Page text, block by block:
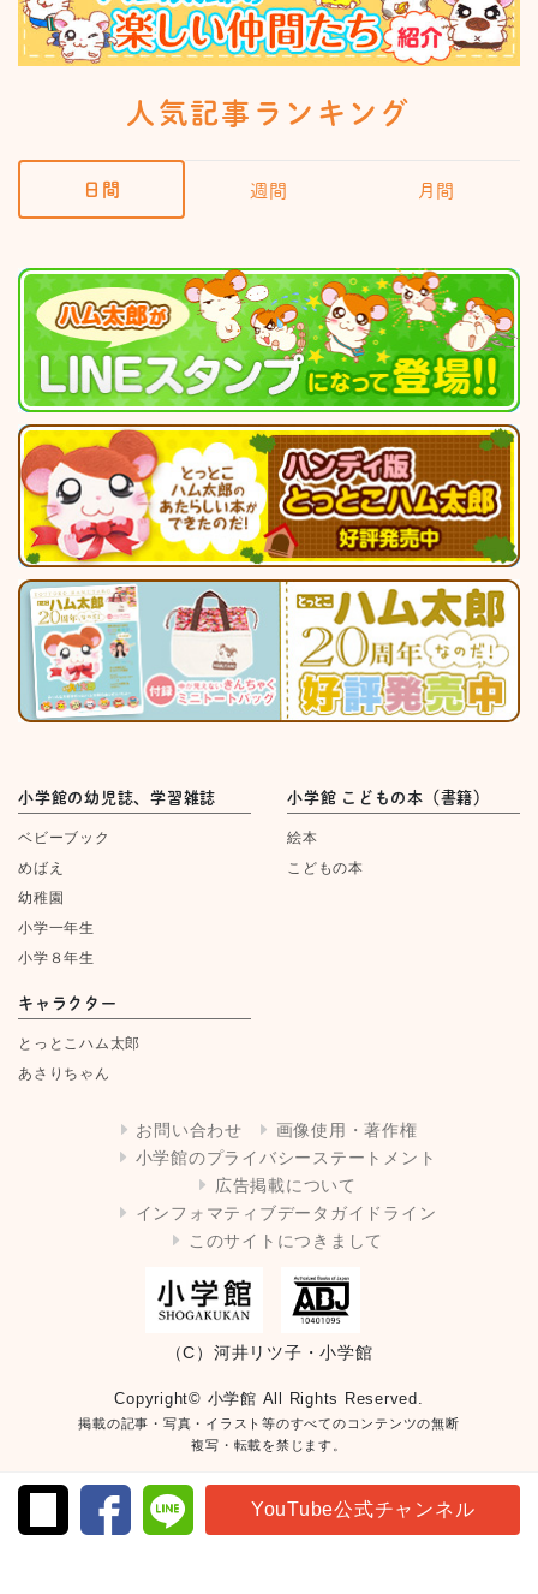
人気記事ランキング
日間 週間 月間
小学館の幼児誌、学習雑誌
ベビーブック
めばえ
幼稚園
小学一年生
小学８年生
小学館 こどもの本（書籍）
絵本
こどもの本
キャラクター
とっとこハム太郎
あさりちゃん
お問い合わせ
画像使用・著作権
小学館のプライバシーステートメント
広告掲載について
インフォマティブデータガイドライン
このサイトにつきまして
（C）河井リツ子・小学館
Copyright© 小学館 All Rights Reserved.
掲載の記事・写真・イラスト等のすべてのコンテンツの無断
複写・転載を禁じます。
YouTube公式チャンネル